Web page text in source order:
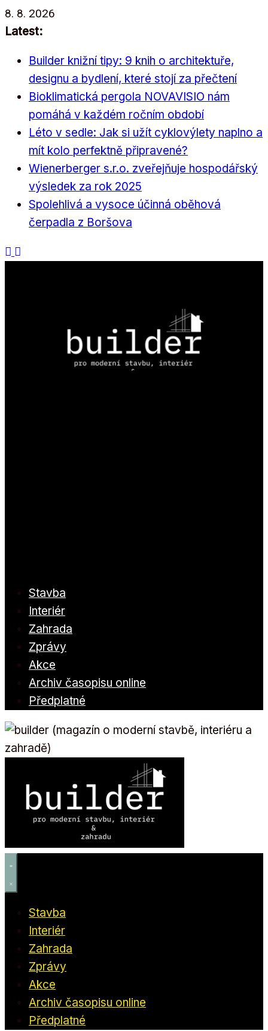
Přeskočit
na
8. 8. 2026
Latest:
Builder knižní tipy: 9 knih o architektuře,
designu a bydlení, které stojí za přečtení
Bioklimatická pergola NOVAVISIO nám
pomáhá v každém ročním období
Léto v sedle: Jak si užít cyklovýlety naplno a
mít kolo perfektně připravené?
Wienerberger s.r.o. zveřejňuje hospodářský
výsledek za rok 2025
Spolehlivá a vysoce účinná oběhová
čerpadla z Boršova
Stavba
Interiér
Zahrada
Zprávy
Akce
Archiv časopisu online
Předplatné
Stavba
Interiér
Zahrada
Zprávy
Akce
Archiv časopisu online
Předplatné